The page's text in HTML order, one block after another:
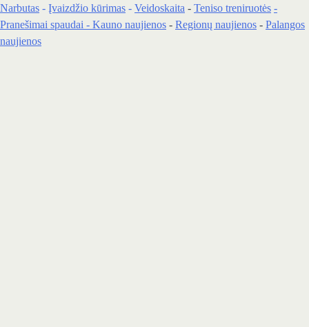
Narbutas - Įvaizdžio kūrimas - Veidoskaita - Teniso treniruotės -
Pranešimai spaudai - Kauno naujienos - Regionų naujienos - Palangos
naujienos